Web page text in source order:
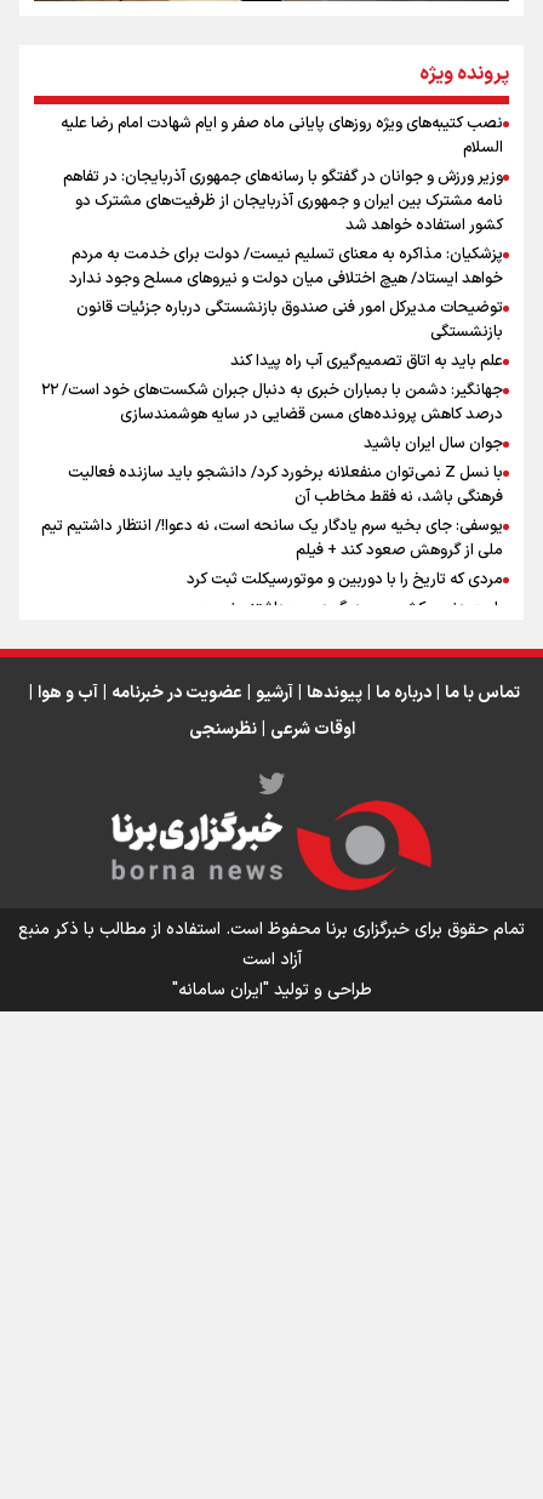
جمله‌ای که بغض چهارماهه را شکست؛ «آهای مردم، آقا از
تهران رفتند»
سه حسرتی که به دلم ماند
اینفو برنا / توصیه‌هایی طلایی برای پیاده روی اربعین
اینفو برنا / جدول کامل فاصله مرز شلمچه تا شهرهای زیارتی
عراق
اینفو برنا/ میزان مالیات بر ارزش افزوده چقدر است؟
پرونده ویژه
نصب کتیبه‌های ویژه روزهای پایانی ماه صفر و ایام شهادت امام رضا علیه
السلام
وزیر ورزش و جوانان در گفتگو با رسانه‌های جمهوری آذربایجان: در تفاهم
نامه مشترک بین ایران و جمهوری آذربایجان از ظرفیت‌های مشترک دو
کشور استفاده خواهد شد
پزشکیان: مذاکره به معنای تسلیم نیست/ دولت برای خدمت به مردم
خواهد ایستاد/ هیچ اختلافی میان دولت و نیروهای مسلح وجود ندارد
توضیحات مدیرکل امور فنی صندوق بازنشستگی درباره جزئیات قانون
بازنشستگی
علم باید به اتاق تصمیم‌گیری آب راه پیدا کند
جهانگیر: دشمن با بمباران خبری به دنبال جبران شکست‌های خود است/ ۲۲
درصد کاهش پرونده‌های مسن قضایی در سایه هوشمندسازی
جوان سال ایران باشید
با نسل Z نمی‌توان منفعلانه برخورد کرد/ دانشجو باید سازنده فعالیت
فرهنگی باشد، نه فقط مخاطب آن
یوسفی: جای بخیه سرم یادگار یک سانحه است، نه دعوا!/ انتظار داشتیم تیم
ملی از گروهش صعود کند + فیلم
مردی که تاریخ را با دوربین و موتورسیکلت ثبت کرد
رابرت دنیرو: کشور من دیگر دوست‌داشتنی نیست
انتظار حضور تیم‌های بزرگ مثل استقلال در لیگ هستیم
تورم ۵۸ درصدی معدن / وقتی هزینه استخراج از توان قیمت‌گذاری سبقتتماس با ما درباره ما پیوندها آرشیو عضویت در خبرنامه آب و هوا
اوقات شرعی نظرسنجی
تمام حقوق برای خبرگزاری برنا محفوظ است. استفاده از مطالب با ذکر منبع
آزاد است
طراحی و تولید"ایران سامانه"